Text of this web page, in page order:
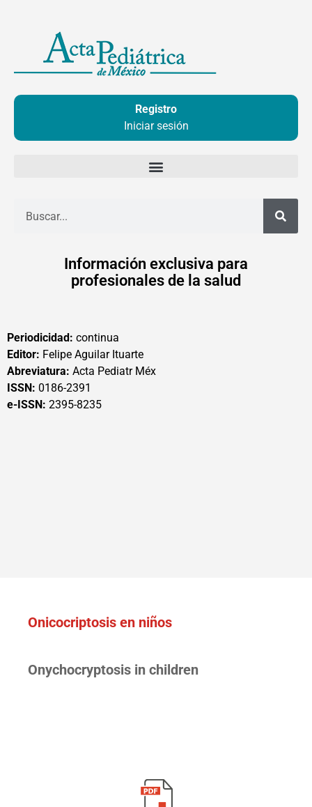
contenido
Registro
Iniciar sesión
Información exclusiva para
profesionales de la salud
Periodicidad: continua
Editor: Felipe Aguilar Ituarte
Abreviatura: Acta Pediatr Méx
ISSN: 0186-2391
e-ISSN: 2395-8235
Onicocriptosis en niños
Onychocryptosis in children